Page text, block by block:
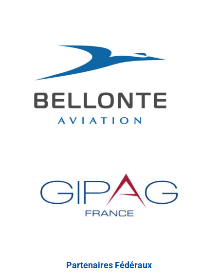
Partenaires Fédéraux